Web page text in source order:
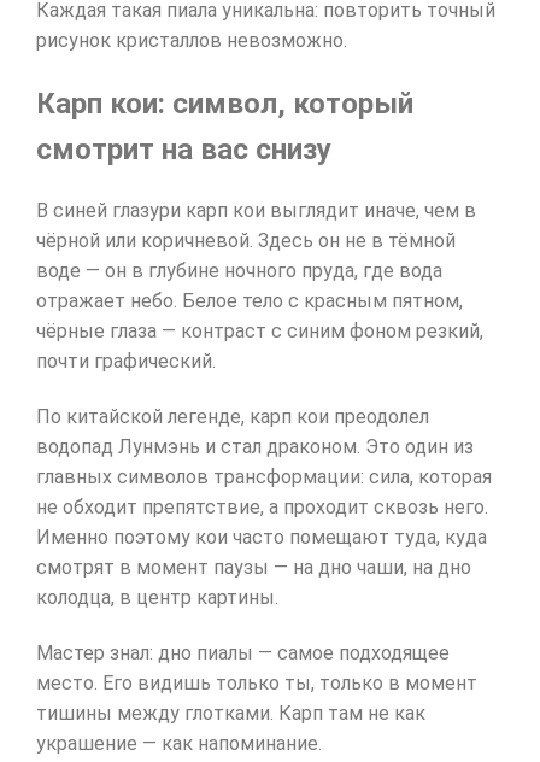
Каждая такая пиала уникальна: повторить точный
рисунок кристаллов невозможно.
Карп кои: символ, который
смотрит на вас снизу
В синей глазури карп кои выглядит иначе, чем в
чёрной или коричневой. Здесь он не в тёмной
воде — он в глубине ночного пруда, где вода
отражает небо. Белое тело с красным пятном,
чёрные глаза — контраст с синим фоном резкий,
почти графический.
По китайской легенде, карп кои преодолел
водопад Лунмэнь и стал драконом. Это один из
главных символов трансформации: сила, которая
не обходит препятствие, а проходит сквозь него.
Именно поэтому кои часто помещают туда, куда
смотрят в момент паузы — на дно чаши, на дно
колодца, в центр картины.
Мастер знал: дно пиалы — самое подходящее
место. Его видишь только ты, только в момент
тишины между глотками. Карп там не как
украшение — как напоминание.